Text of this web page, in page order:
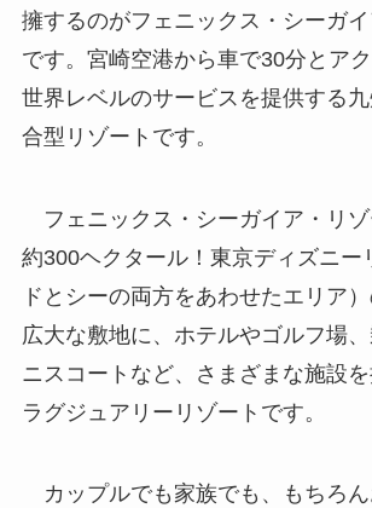
擁するのがフェニックス・シーガ
です。宮崎空港から車で30分とアク
世界レベルのサービスを提供する
合型リゾートです。
フェニックス・シーガイア・リ
約300ヘクタール！東京ディズニー
ドとシーの両方をあわせたエリア
広大な敷地に、ホテルやゴルフ場
ニスコートなど、さまざまな施設
ラグジュアリーリゾートです。
カップルでも家族でも、もちろん